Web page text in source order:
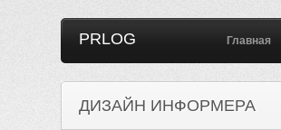
PRLOG Главная
ДИЗАЙН ИНФОРМЕРА